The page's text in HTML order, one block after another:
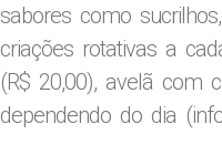
sabores como
criações rotativas a
(R$ 20,00), avelã com
dependendo do dia